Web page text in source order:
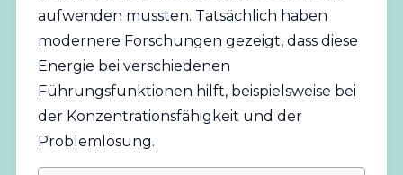
aufwenden mussten. Tatsächlich haben
modernere Forschungen gezeigt, dass diese
Energie bei verschiedenen
Führungsfunktionen hilft, beispielsweise bei
der Konzentrationsfähigkeit und der
Problemlösung.